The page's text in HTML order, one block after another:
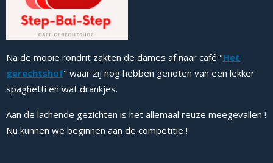
Na de mooie rondrit zakten de dames af naar café "Het
gerechtshof" waar zij nog hebben genoten van een lekker
spaghetti en wat drankjes.
Aan de lachende gezichten is het allemaal reuze meegevallen !
Nu kunnen we beginnen aan de competitie !